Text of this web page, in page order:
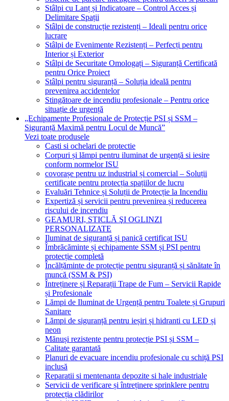
Stâlpi cu Lanț și Indicatoare – Control Acces și
Delimitare Spații
Stâlpi de construcție rezistenți – Ideali pentru orice
lucrare
Stâlpi de Evenimente Rezistenți – Perfecți pentru
Interior și Exterior
Stâlpi de Securitate Omologați – Siguranță Certificată
pentru Orice Proiect
Stâlpi pentru siguranță – Soluția ideală pentru
prevenirea accidentelor
Stingătoare de incendiu profesionale – Pentru orice
situație de urgență
„Echipamente Profesionale de Protecție PSI și SSM –
Siguranță Maximă pentru Locul de Muncă”
Vezi toate produsele
Casti si ochelari de protectie
Corpuri și lămpi pentru iluminat de urgență si iesire
conform normelor ISU
covorașe pentru uz industrial și comercial – Soluții
certificate pentru protecția spațiilor de lucru
Evaluări Tehnice și Soluții de Protecție la Incendiu
Expertiză și servicii pentru prevenirea și reducerea
riscului de incendiu
GEAMURI, STICLĂ ŞI OGLINZI
PERSONALIZATE
Iluminat de siguranță și panică certificat ISU
Îmbrăcăminte și echipamente SSM și PSI pentru
protecție completă
Încălțăminte de protecție pentru siguranță și sănătate în
muncă (SSM & PSI)
Întreținere și Reparații Trape de Fum – Servicii Rapide
și Profesionale
Lămpi de Iluminat de Urgență pentru Toalete și Grupuri
Sanitare
Lămpi de siguranță pentru ieșiri și hidranti cu LED și
neon
Mănuși rezistente pentru protecție PSI și SSM –
Calitate garantată
Planuri de evacuare incendiu profesionale cu schiță PSI
inclusă
Reparatii si mentenanta depozite si hale industriale
Servicii de verificare și întreținere sprinklere pentru
protecția clădirilor